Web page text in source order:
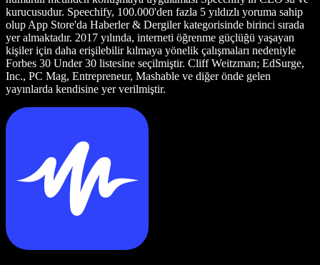
kurucusudur. Speechify, 100.000'den fazla 5 yıldızlı yoruma sahip
olup App Store'da Haberler & Dergiler kategorisinde birinci sırada
yer almaktadır. 2017 yılında, interneti öğrenme güçlüğü yaşayan
kişiler için daha erişilebilir kılmaya yönelik çalışmaları nedeniyle
Forbes 30 Under 30 listesine seçilmiştir. Cliff Weitzman; EdSurge,
Inc., PC Mag, Entrepreneur, Mashable ve diğer önde gelen
yayınlarda kendisine yer verilmiştir.